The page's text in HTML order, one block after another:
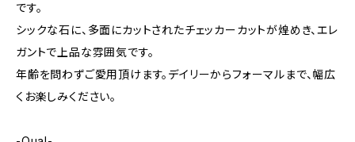
です。
シックな石に、多面にカットされたチェッカーカットが煌めき、エレ
ガントで上品な雰囲気です。
年齢を問わずご愛用頂けます。デイリーからフォーマルまで、幅広
くお楽しみください。